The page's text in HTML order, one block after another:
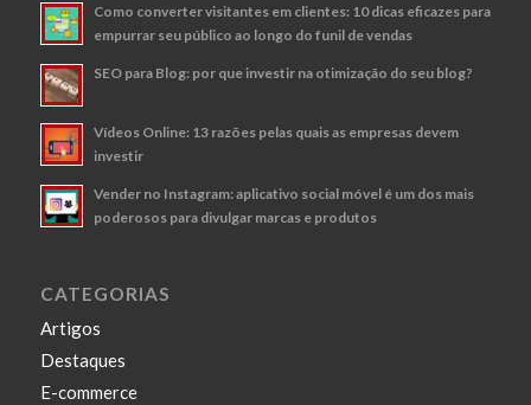
Como converter visitantes em clientes: 10 dicas eficazes para
empurrar seu público ao longo do funil de vendas
SEO para Blog: por que investir na otimização do seu blog?
Vídeos Online: 13 razões pelas quais as empresas devem
investir
Vender no Instagram: aplicativo social móvel é um dos mais
poderosos para divulgar marcas e produtos
CATEGORIAS
Artigos
Destaques
E-commerce